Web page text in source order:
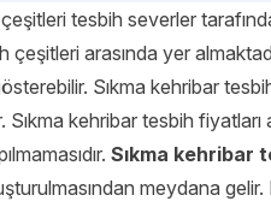
çeşitleri tesbih severler
çeşitleri arasında yer
Sıkma kehribar
kehribar tesbih fiyatları
Sıkma kehribar
meydana